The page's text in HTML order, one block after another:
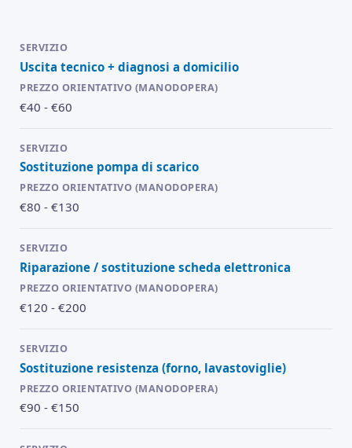
Uscita tecnico + diagnosi a domicilio
€40 - €60
Sostituzione pompa di scarico
€80 - €130
Riparazione / sostituzione scheda elettronica
€120 - €200
Sostituzione resistenza (forno, lavastoviglie)
€90 - €150